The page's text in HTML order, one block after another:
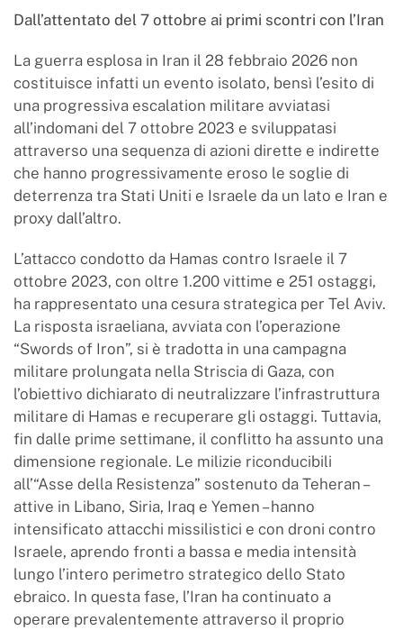
Dall’attentato del 7 ottobre ai primi scontri con l’Iran
La guerra esplosa in Iran il 28 febbraio 2026 non
costituisce infatti un evento isolato, bensì l’esito di
una progressiva escalation militare avviatasi
all’indomani del 7 ottobre 2023 e sviluppatasi
attraverso una sequenza di azioni dirette e indirette
che hanno progressivamente eroso le soglie di
deterrenza tra Stati Uniti e Israele da un lato e Iran e
proxy dall’altro.
L’attacco condotto da Hamas contro Israele il 7
ottobre 2023, con oltre 1.200 vittime e 251 ostaggi,
ha rappresentato una cesura strategica per Tel Aviv.
La risposta israeliana, avviata con l’operazione
“Swords of Iron”, si è tradotta in una campagna
militare prolungata nella Striscia di Gaza, con
l’obiettivo dichiarato di neutralizzare l’infrastruttura
militare di Hamas e recuperare gli ostaggi. Tuttavia,
fin dalle prime settimane, il conflitto ha assunto una
dimensione regionale. Le milizie riconducibili
all’“Asse della Resistenza” sostenuto da Teheran –
attive in Libano, Siria, Iraq e Yemen – hanno
intensificato attacchi missilistici e con droni contro
Israele, aprendo fronti a bassa e media intensità
lungo l’intero perimetro strategico dello Stato
ebraico. In questa fase, l’Iran ha continuato a
operare prevalentemente attraverso il proprio